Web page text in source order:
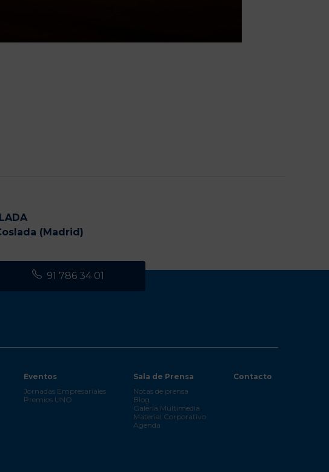
(Madrid)
91 786 34 01
Eventos
Jornadas Empresariales
Premios UNO
Sala de Prensa
Notas de prensa
Blog
Galería Multimedia
Material Corporativo
Agenda
Contacto